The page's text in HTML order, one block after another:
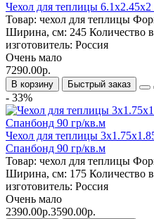
Чехол для теплицы
Товар: чехол для теплицы
Ширина, см: 245 Количество
изготовитель: Россия
Очень мало
7290.00р.
В корзину Быстрый заказ
- 33%
Чехол для теплицы
Спанбонд 90 гр/кв.м
Товар: чехол для теплицы
Ширина, см: 175 Количество
изготовитель: Россия
Очень мало
2390.00р.3590.00р.